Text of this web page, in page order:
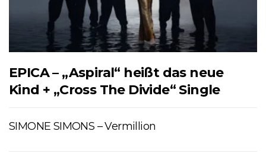
EPICA – „Aspiral“ heißt das neue
Kind + „Cross The Divide“ Single
SIMONE SIMONS – Vermillion